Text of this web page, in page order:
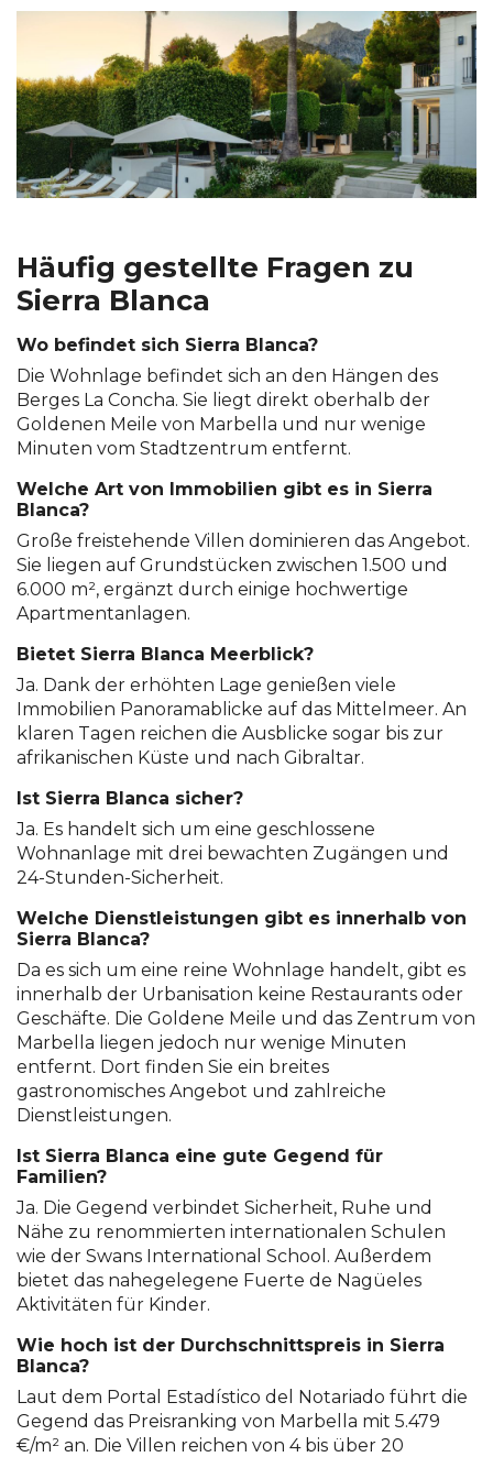
Häufig gestellte Fragen zu
Sierra Blanca
Wo befindet sich Sierra Blanca?
Die Wohnlage befindet sich an den Hängen des
Berges La Concha. Sie liegt direkt oberhalb der
Goldenen Meile von Marbella und nur wenige
Minuten vom Stadtzentrum entfernt.
Welche Art von Immobilien gibt es in Sierra
Blanca?
Große freistehende Villen dominieren das Angebot.
Sie liegen auf Grundstücken zwischen 1.500 und
6.000 m², ergänzt durch einige hochwertige
Apartmentanlagen.
Bietet Sierra Blanca Meerblick?
Ja. Dank der erhöhten Lage genießen viele
Immobilien Panoramablicke auf das Mittelmeer. An
klaren Tagen reichen die Ausblicke sogar bis zur
afrikanischen Küste und nach Gibraltar.
Ist Sierra Blanca sicher?
Ja. Es handelt sich um eine geschlossene
Wohnanlage mit drei bewachten Zugängen und
24-Stunden-Sicherheit.
Welche Dienstleistungen gibt es innerhalb von
Sierra Blanca?
Da es sich um eine reine Wohnlage handelt, gibt es
innerhalb der Urbanisation keine Restaurants oder
Geschäfte. Die Goldene Meile und das Zentrum von
Marbella liegen jedoch nur wenige Minuten
entfernt. Dort finden Sie ein breites
gastronomisches Angebot und zahlreiche
Dienstleistungen.
Ist Sierra Blanca eine gute Gegend für
Familien?
Ja. Die Gegend verbindet Sicherheit, Ruhe und
Nähe zu renommierten internationalen Schulen
wie der Swans International School. Außerdem
bietet das nahegelegene Fuerte de Nagüeles
Aktivitäten für Kinder.
Wie hoch ist der Durchschnittspreis in Sierra
Blanca?
Laut dem Portal Estadístico del Notariado führt die
Gegend das Preisranking von Marbella mit 5.479
€/m² an. Die Villen reichen von 4 bis über 20